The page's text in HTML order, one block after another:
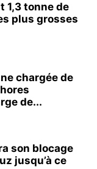
1,3 tonne de
plus grosses
chargée de
de...
son blocage
jusqu’à ce